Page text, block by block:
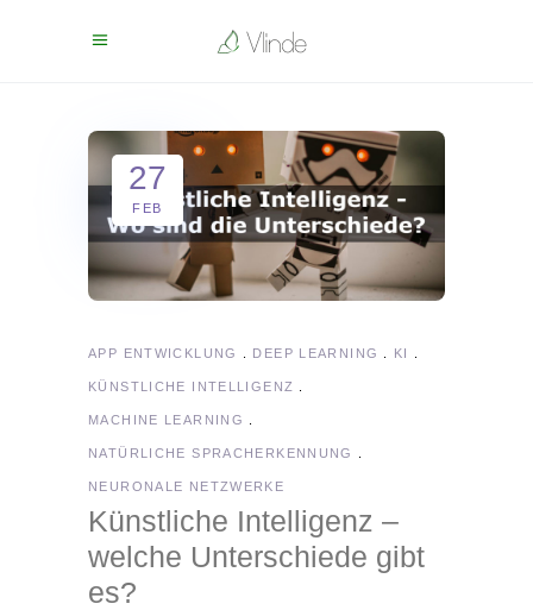
27
FEB
APP ENTWICKLUNG DEEP LEARNING KI
KÜNSTLICHE INTELLIGENZ
MACHINE LEARNING
NATÜRLICHE SPRACHERKENNUNG
NEURONALE NETZWERKE
Künstliche Intelligenz –
welche Unterschiede gibt
es?